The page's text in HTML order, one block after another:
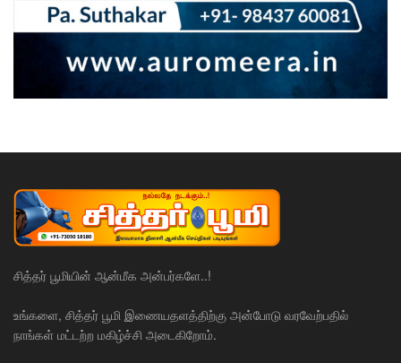
சித்தர் பூமியின் ஆன்மீக அன்பர்களே..!
உங்களை, சித்தர் பூமி இணையதளத்திற்கு அன்போடு வரவேற்பதில்
நாங்கள் மட்டற்ற மகிழ்ச்சி அடைகிறோம்.